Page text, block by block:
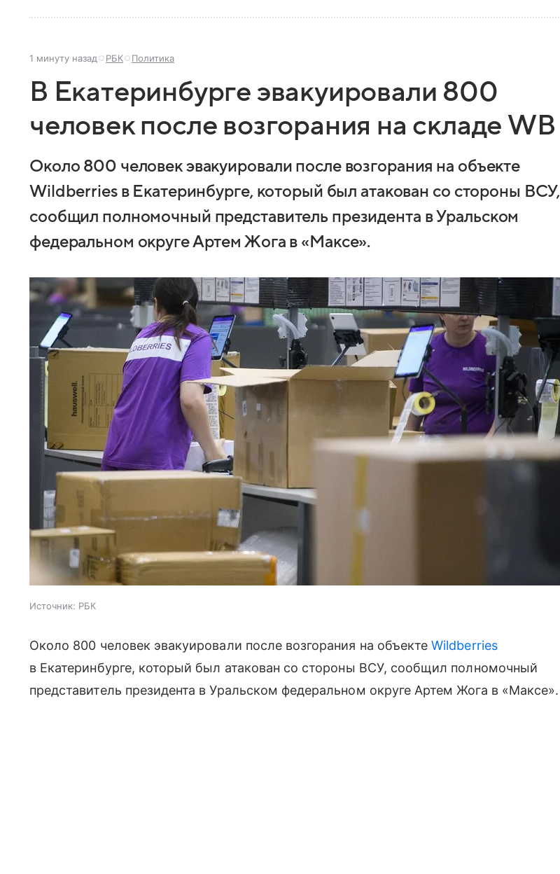
1 минуту назад РБК Политика
В Екатеринбурге эвакуировали 800
человек после возгорания на складе WB
Около 800 человек эвакуировали после возгорания на объекте
Wildberries в Екатеринбурге, который был атакован со стороны ВСУ,
сообщил полномочный представитель президента в Уральском
федеральном округе Артем Жога в «Максе».
Источник: РБК
Около 800 человек эвакуировали после возгорания на объектеWildberries
в Екатеринбурге, который был атакован со стороны ВСУ, сообщил полномочный
представитель президента в Уральском федеральном округе Артем Жога в «Максе».